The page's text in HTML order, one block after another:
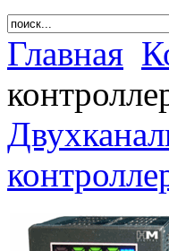
Главная